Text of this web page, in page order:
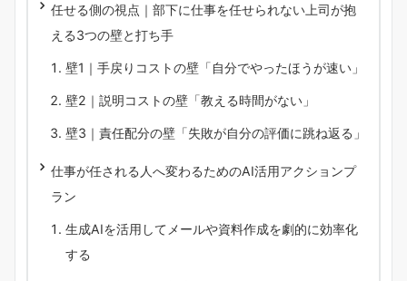
任せる側の視点｜部下に仕事を任せられない上司が抱
える3つの壁と打ち手
壁1｜手戻りコストの壁「自分でやったほうが速い」
壁2｜説明コストの壁「教える時間がない」
壁3｜責任配分の壁「失敗が自分の評価に跳ね返る」
仕事が任される人へ変わるためのAI活用アクションプ
ラン
生成AIを活用してメールや資料作成を劇的に効率化
する